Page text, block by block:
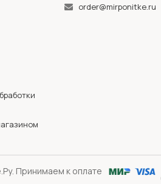
order@mirponitke.ru
Принимаем к оплате